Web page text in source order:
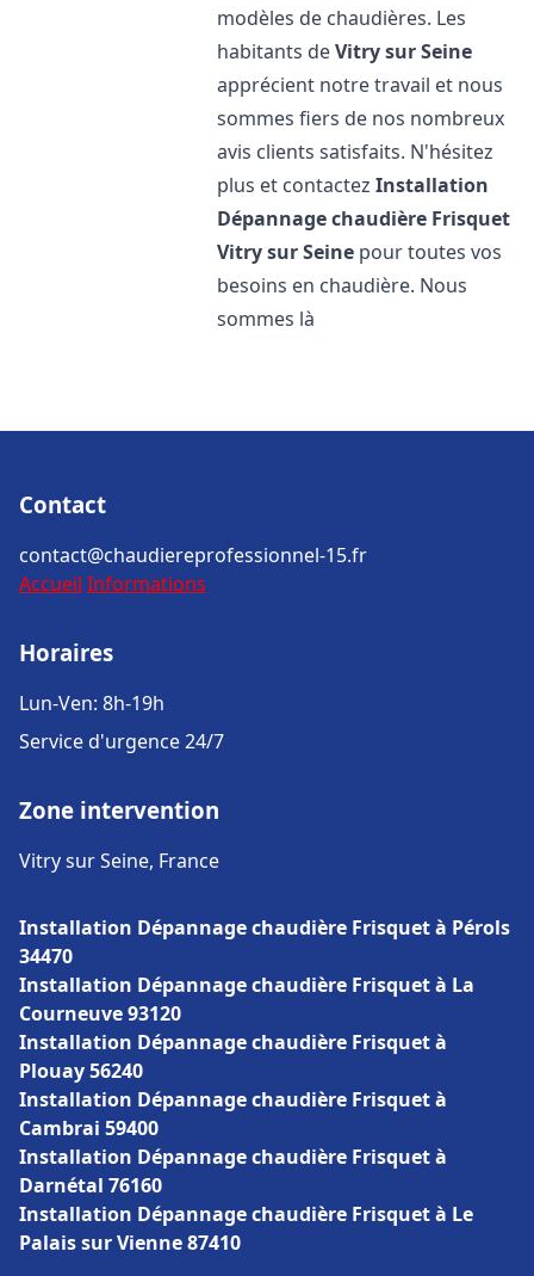
modèles de chaudières. Les
habitants deVitry sur Seine
apprécient notre travail et nous
sommes fiers de nos nombreux
avis clients satisfaits. N'hésitez
plus et contactezInstallation
Dépannage chaudière Frisquet
Vitry sur Seine pour toutes vos
besoins en chaudière. Nous
sommes là
Contact
contact@chaudiereprofessionnel-15.fr
Accueil Informations
Horaires
Lun-Ven: 8h-19h
Service d'urgence 24/7
Zone intervention
Vitry sur Seine, France
Installation Dépannage chaudière Frisquet à Pérols
34470
Installation Dépannage chaudière Frisquet à La
Courneuve 93120
Installation Dépannage chaudière Frisquet à
Plouay 56240
Installation Dépannage chaudière Frisquet à
Cambrai 59400
Installation Dépannage chaudière Frisquet à
Darnétal 76160
Installation Dépannage chaudière Frisquet à Le
Palais sur Vienne 87410